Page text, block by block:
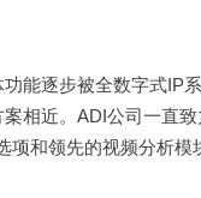
能逐步被全数字式IP
相近。ADI公司一直
和领先的视频分析模